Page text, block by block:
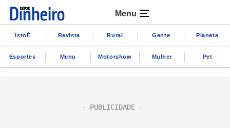
Menu
IstoÉ Revista Rural Gente Planeta
Esportes Menu Motorshow Mulher Pet